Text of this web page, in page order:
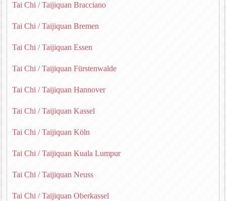
Tai Chi / Taijiquan Bracciano
Tai Chi / Taijiquan Bremen
Tai Chi / Taijiquan Essen
Tai Chi / Taijiquan Fürstenwalde
Tai Chi / Taijiquan Hannover
Tai Chi / Taijiquan Kassel
Tai Chi / Taijiquan Köln
Tai Chi / Taijiquan Kuala Lumpur
Tai Chi / Taijiquan Neuss
Tai Chi / Taijiquan Oberkassel